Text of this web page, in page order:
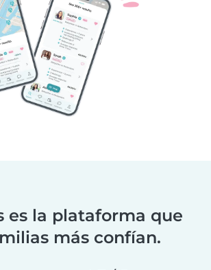
es la plataforma que
más confían.